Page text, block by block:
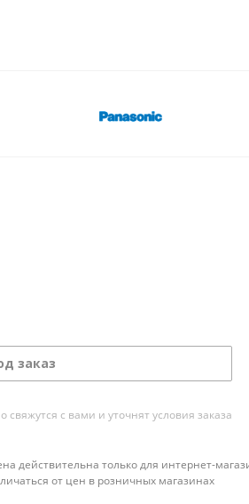
заказ
с вами и уточнят условия заказа
действительна только для интернет-
от цен в розничных магазинах